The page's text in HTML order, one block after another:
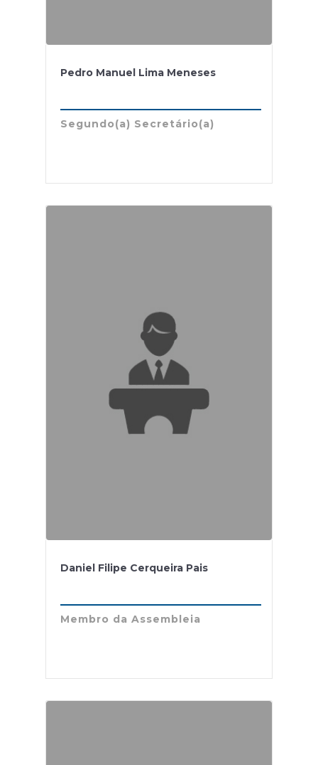
Pedro Manuel Lima Meneses
Segundo(a) Secretário(a)
Daniel Filipe Cerqueira Pais
Membro da Assembleia